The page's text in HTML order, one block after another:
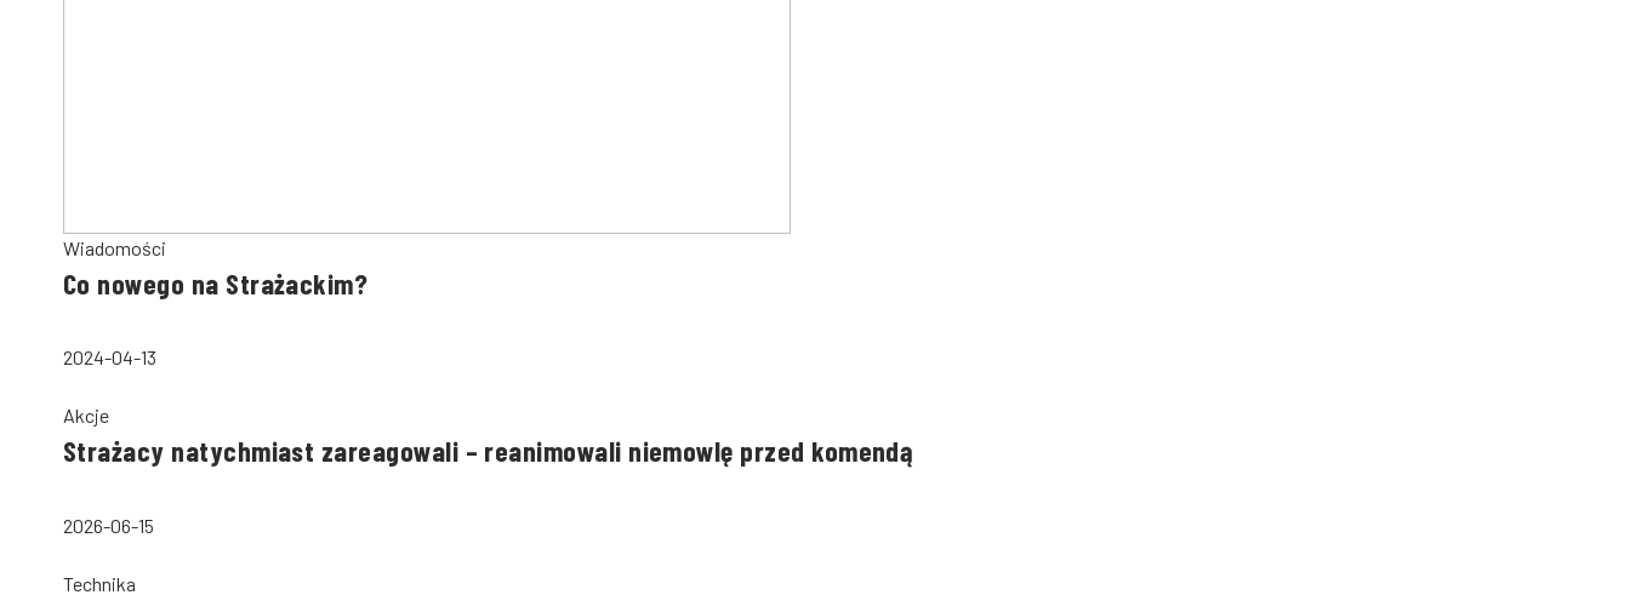
Wiadomości
Co nowego na Strażackim?
2024-04-13
Akcje
Strażacy natychmiast zareagowali – reanimowali niemowlę przed komendą
2026-06-15
Technika